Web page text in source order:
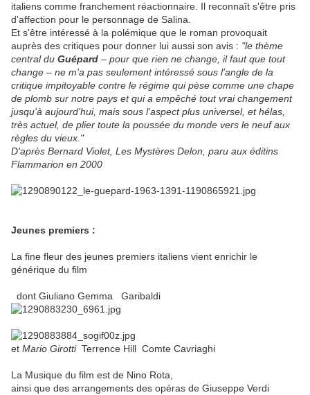
italiens comme franchement réactionnaire. Il reconnaît s'être pris
d'affection pour le personnage de Salina.
Et s'être intéressé à la polémique que le roman provoquait
auprès des critiques pour donner lui aussi son avis : "le thème
central du Guépard – pour que rien ne change, il faut que tout
change – ne m'a pas seulement intéressé sous l'angle de la
critique impitoyable contre le régime qui pèse comme une chape
de plomb sur notre pays et qui a empêché tout vrai changement
jusqu'à aujourd'hui, mais sous l'aspect plus universel, et hélas,
très actuel, de plier toute la poussée du monde vers le neuf aux
règles du vieux."
D'après Bernard Violet, Les Mystères Delon, paru aux éditins
Flammarion en 2000
Jeunes premiers :
La fine fleur des jeunes premiers italiens vient enrichir le
générique du film
dont Giuliano Gemma Garibaldi
et Mario Girotti Terrence Hill Comte Cavriaghi
La Musique du film est de Nino Rota,
ainsi que des arrangements des opéras de Giuseppe Verdi